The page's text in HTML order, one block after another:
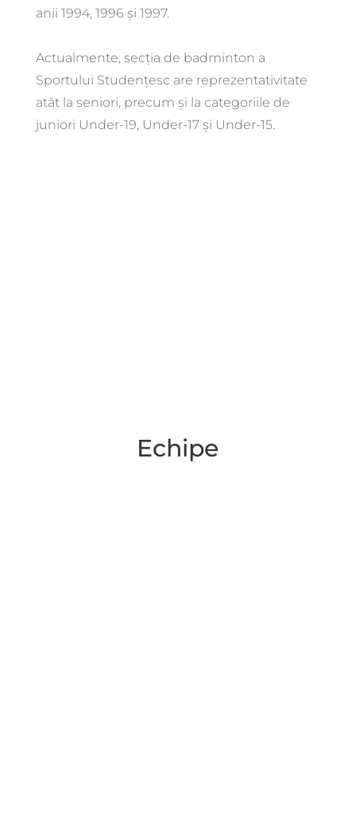
anii 1994, 1996 și 1997.
Actualmente, secția de badminton a
Sportului Studențesc are reprezentativitate
atât la seniori, precum și la categoriile de
juniori Under-19, Under-17 și Under-15.
Echipe